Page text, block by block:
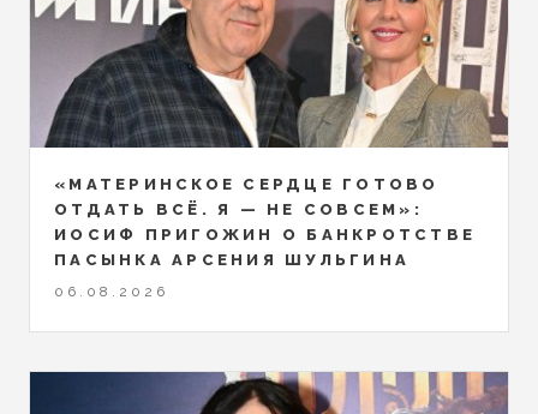
«МАТЕРИНСКОЕ СЕРДЦЕ ГОТОВО
ОТДАТЬ ВСЁ. Я — НЕ СОВСЕМ»:
ИОСИФ ПРИГОЖИН О БАНКРОТСТВЕ
ПАСЫНКА АРСЕНИЯ ШУЛЬГИНА
06.08.2026